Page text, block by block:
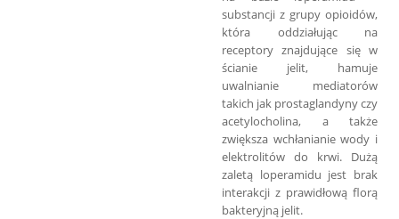
substancji z grupy opioidów,
która oddziałując na
receptory znajdujące się w
ścianie jelit, hamuje
uwalnianie mediatorów
takich jak prostaglandyny czy
acetylocholina, a także
zwiększa wchłanianie wody i
elektrolitów do krwi. Dużą
zaletą loperamidu jest brak
interakcji z prawidłową florą
bakteryjną jelit.